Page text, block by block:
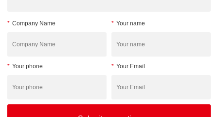
* Company Name * Your name
* Your phone * Your Email